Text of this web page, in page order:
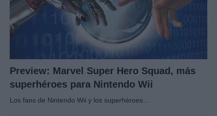
Preview: Marvel Super Hero Squad, más
superhéroes para Nintendo Wii
Los fans de Nintendo Wii y los superhéroes…